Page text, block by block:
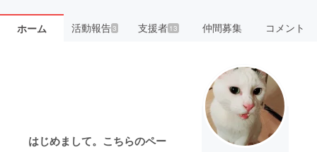
ホーム 活動報告3 支援者 13 仲間募集 コメント
はじめまして。こちらのペー